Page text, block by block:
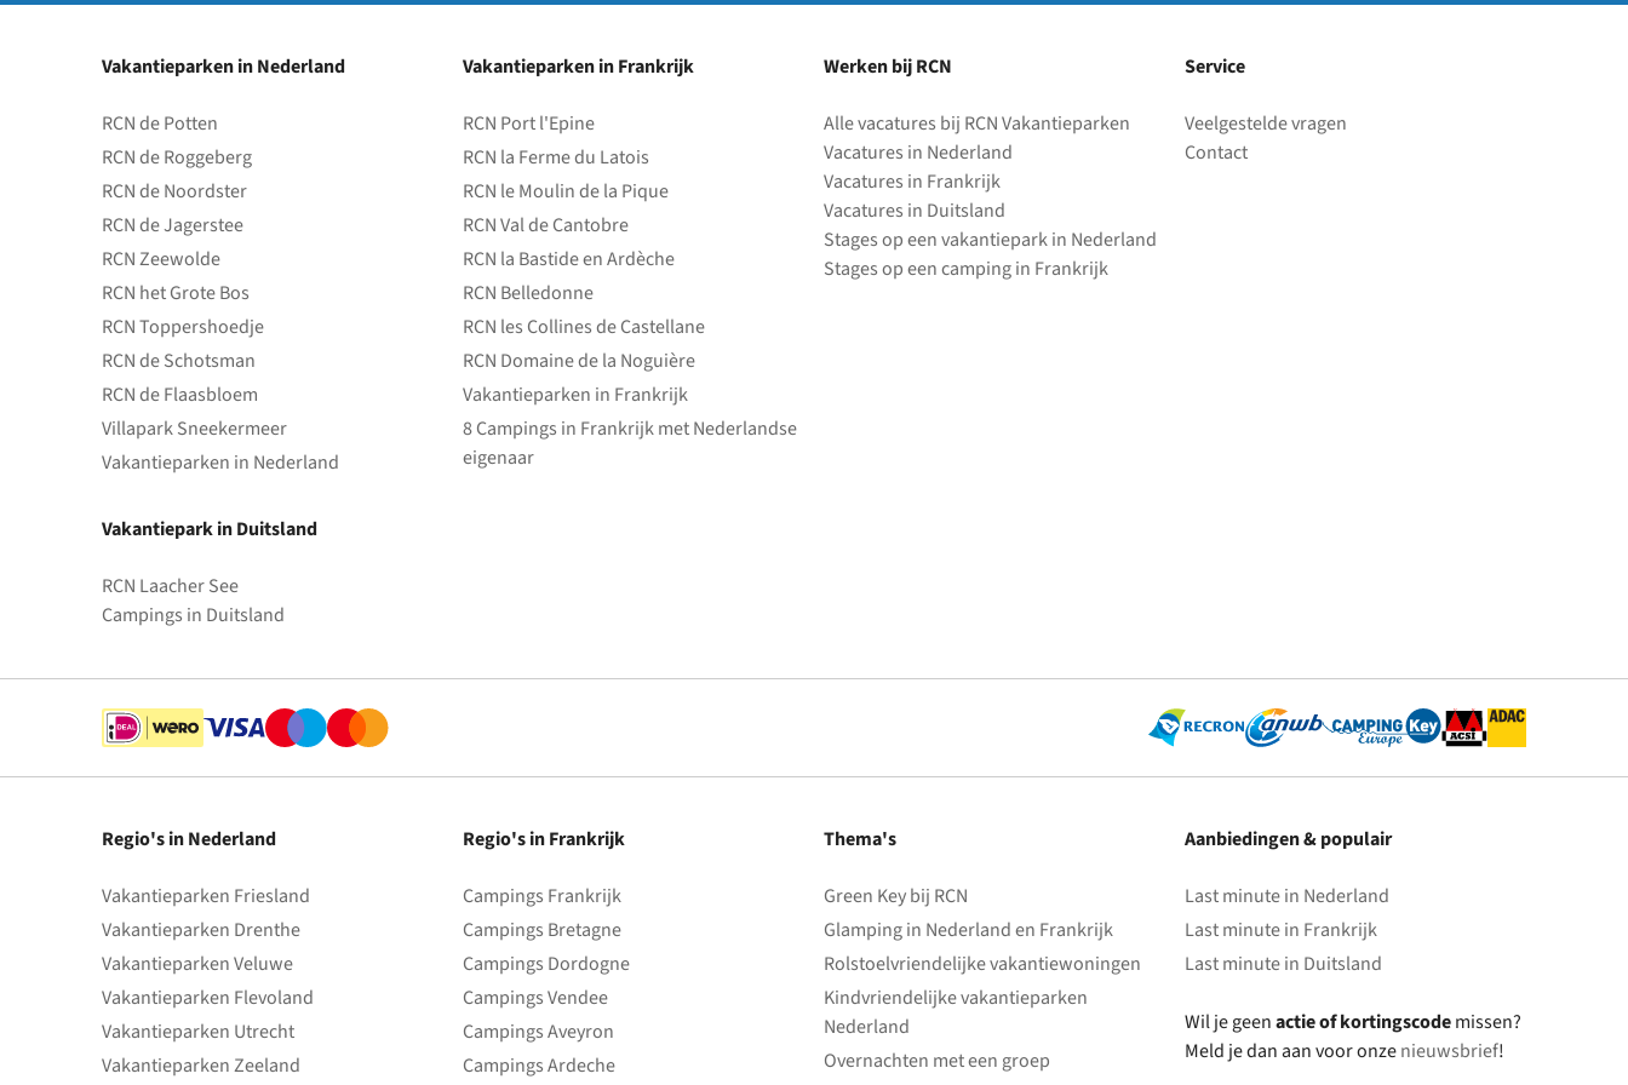
park
Vakantieparken in Nederland
RCN de Potten
RCN de Roggeberg
RCN de Noordster
RCN de Jagerstee
RCN Zeewolde
RCN het Grote Bos
RCN Toppershoedje
RCN de Schotsman
RCN de Flaasbloem
Villapark Sneekermeer
Vakantieparken in Nederland
Vakantiepark in Duitsland
RCN Laacher See
Campings in Duitsland
Vakantieparken in Frankrijk
RCN Port l'Epine
RCN la Ferme du Latois
RCN le Moulin de la Pique
RCN Val de Cantobre
RCN la Bastide en Ardèche
RCN Belledonne
RCN les Collines de Castellane
RCN Domaine de la Noguière
Vakantieparken in Frankrijk
8 Campings in Frankrijk met Nederlandse
eigenaar
Werken bij RCN
Alle vacatures bij RCN Vakantieparken
Vacatures in Nederland
Vacatures in Frankrijk
Vacatures in Duitsland
Stages op een vakantiepark in Nederland
Stages op een camping in Frankrijk
Service
Veelgestelde vragen
Contact
Regio's in Nederland
Vakantieparken Friesland
Vakantieparken Drenthe
Vakantieparken Veluwe
Vakantieparken Flevoland
Vakantieparken Utrecht
Vakantieparken Zeeland
Regio's in Frankrijk
Campings Frankrijk
Campings Bretagne
Campings Dordogne
Campings Vendee
Campings Aveyron
Campings Ardeche
Thema's
Green Key bij RCN
Glamping in Nederland en Frankrijk
Rolstoelvriendelijke vakantiewoningen
Kindvriendelijke vakantieparken
Nederland
Overnachten met een groep
Aanbiedingen & populair
Last minute in Nederland
Last minute in Frankrijk
Last minute in Duitsland
Wil je geenactie of kortingscodemissen?
Meld je dan aan voor onzenieuwsbrief!